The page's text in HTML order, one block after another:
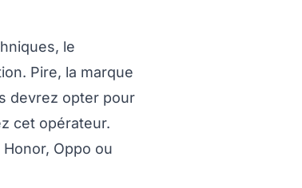
le
Pire, la marque
devrez opter pour
cet opérateur.
Oppo ou